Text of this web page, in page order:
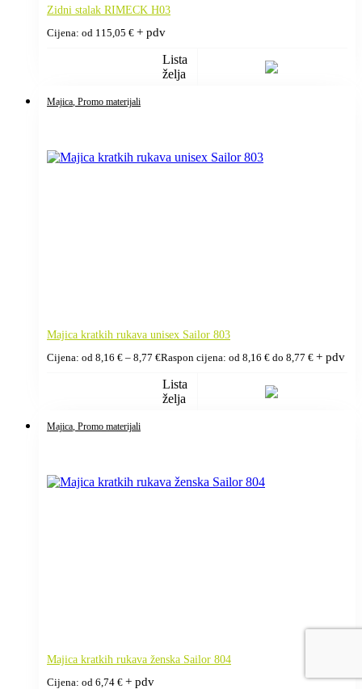
Zidni stalak RIMECK H03
Cijena: od 115,05 € + pdv
Lista
želja
Majica, Promo materijali
Majica kratkih rukava unisex Sailor 803
Cijena: od 8,16 € – 8,77 €Raspon cijena: od 8,16 € do 8,77 € + pdv
Lista
želja
Majica, Promo materijali
Majica kratkih rukava ženska Sailor 804
Cijena: od 6,74 € + pdv